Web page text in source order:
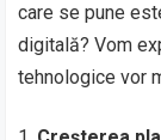
care se pune
digitală? Vom
tehnologice vor